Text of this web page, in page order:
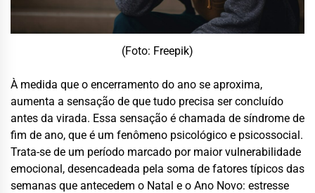
(Foto: Freepik)
À medida que o encerramento do ano se aproxima,
aumenta a sensação de que tudo precisa ser concluído
antes da virada. Essa sensação é chamada de síndrome de
fim de ano, que é um fenômeno psicológico e psicossocial.
Trata-se de um período marcado por maior vulnerabilidade
emocional, desencadeada pela soma de fatores típicos das
semanas que antecedem o Natal e o Ano Novo: estresse